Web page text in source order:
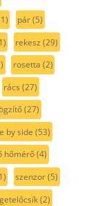
pár(5)
rekesz (29)
rosetta (2)
rács (27)
(27)
by side (53)
hőmérő(4)
szenzor(5)
(2)